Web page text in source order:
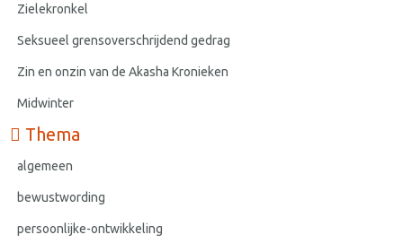
Zielekronkel
Seksueel grensoverschrijdend gedrag
Zin en onzin van de Akasha Kronieken
Midwinter
Thema
algemeen
bewustwording
persoonlijke-ontwikkeling